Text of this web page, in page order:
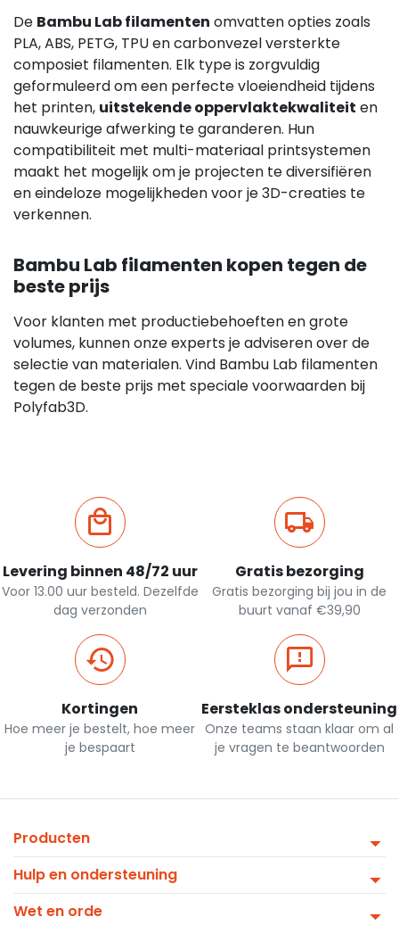
De Bambu Lab filamenten omvatten opties zoals
PLA, ABS, PETG, TPU en carbonvezel versterkte
composiet filamenten. Elk type is zorgvuldig
geformuleerd om een perfecte vloeiendheid tijdens
het printen, uitstekende oppervlaktekwaliteit en
nauwkeurige afwerking te garanderen. Hun
compatibiliteit met multi-materiaal printsystemen
maakt het mogelijk om je projecten te diversifiëren
en eindeloze mogelijkheden voor je 3D-creaties te
verkennen.
Bambu Lab filamenten kopen tegen de
beste prijs
Voor klanten met productiebehoeften en grote
volumes, kunnen onze experts je adviseren over de
selectie van materialen. Vind Bambu Lab filamenten
tegen de beste prijs met speciale voorwaarden bij
Polyfab3D.
Levering binnen 48/72 uur
Voor 13.00 uur besteld. Dezelfde
dag verzonden
Gratis bezorging
Gratis bezorging bij jou in de
buurt vanaf €39,90
Kortingen
Hoe meer je bestelt, hoe meer
je bespaart
Eersteklas ondersteuning
Onze teams staan klaar om al
je vragen te beantwoorden
Producten
Hulp en ondersteuning
Wet en orde